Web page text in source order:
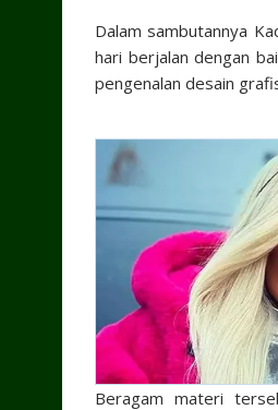
Dalam sambutannya
hari berjalan dengan
pengenalan desain
Beragam materi